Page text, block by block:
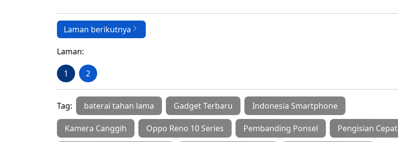
Laman berikutnya
Laman:
1 2
Tag: baterai tahan lama Gadget Terbaru Indonesia Smartphone
Kamera Canggih Oppo Reno 10 Series Pembanding Ponsel Pengisian Cepat